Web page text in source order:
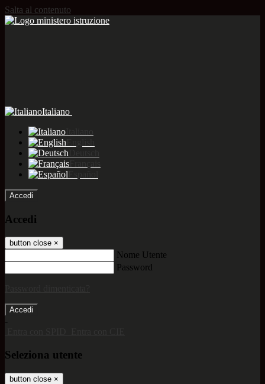
Salta al contenuto
Italiano
Accedi
Accedi
button close ×
Nome Utente
Password
-
Seleziona utente
button close ×